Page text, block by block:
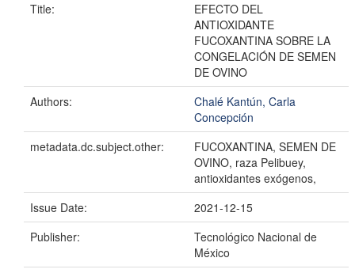
Title:
EFECTO DEL
ANTIOXIDANTE
FUCOXANTINA SOBRE LA
CONGELACIÓN DE SEMEN
DE OVINO
Authors:
Chalé Kantún, Carla
Concepción
metadata.dc.subject.other:
FUCOXANTINA, SEMEN DE
OVINO, raza Pelibuey,
antioxidantes exógenos,
Issue Date:
2021-12-15
Publisher:
Tecnológico Nacional de
México